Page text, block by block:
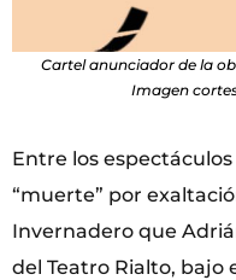
Cartel anunciador de la
Imagen
Entre los
“muerte” por
Invernadero que
del Teatro Rialto, bajo